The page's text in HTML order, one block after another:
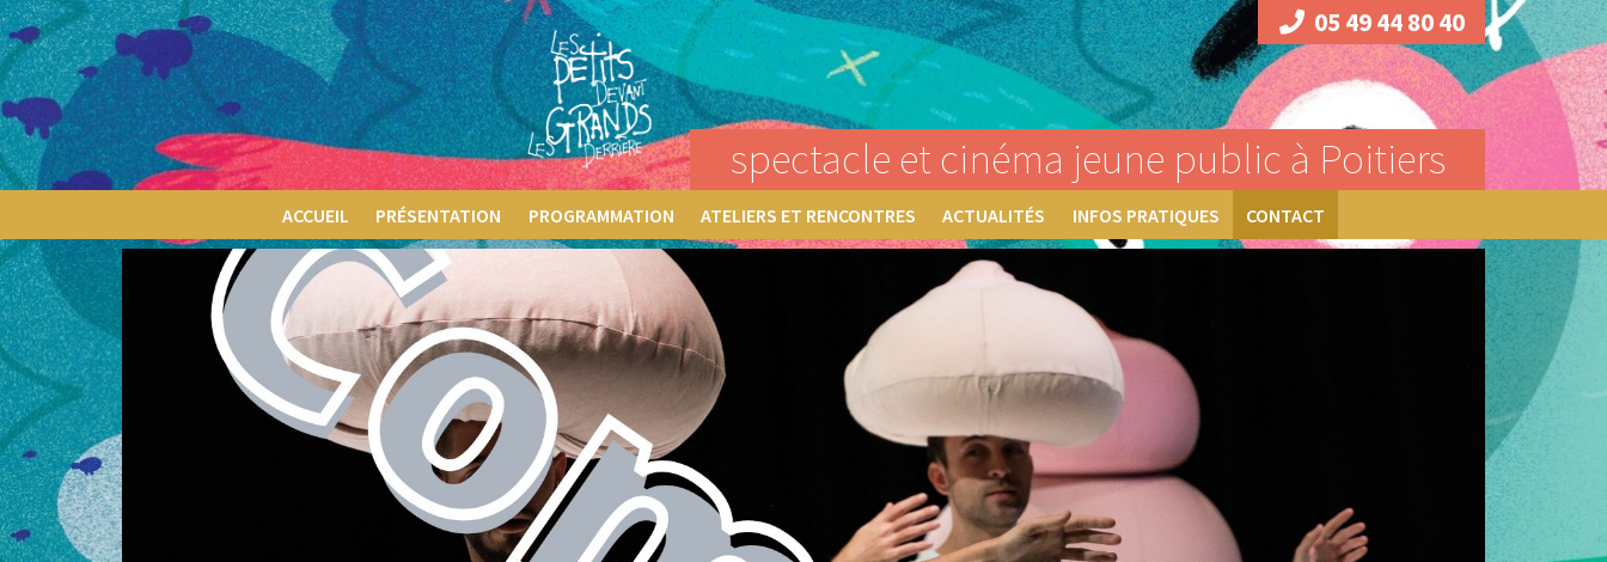
05 49 44 80 40
spectacle et cinéma jeune public à Poitiers
ACCUEIL PRÉSENTATION PROGRAMMATION ATELIERS ET RENCONTRES ACTUALITÉS INFOS PRATIQUES CONTACT